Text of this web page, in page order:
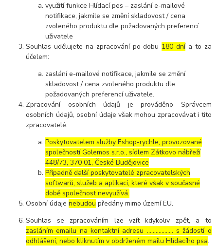
využití funkce Hlídací pes – zaslání e-mailové
notifikace, jakmile se změní skladovost / cena
zvoleného produktu dle požadovaných preferencí
uživatele
Souhlas udělujete na zpracování po dobu 180 dnía to za
účelem:
zaslání e-mailové notifikace, jakmile se změní
skladovost / cena zvoleného produktu dle
požadovaných preferencí uživatele.
Zpracování osobních údajů je prováděno Správcem
osobních údajů, osobní údaje však mohou zpracovávat i tito
zpracovatelé:
Poskytovatelem služby Eshop-rychle, provozované
společností Golemos s.r.o., sídlem Zátkovo nábřeží
448/73, 370 01, České Budějovice
Případně další poskytovatelé zpracovatelských
softwarů, služeb a aplikací, které však v současné
době společnost nevyužívá.
Osobní údajenebudou předány mimo území EU.
Souhlas se zpracováním lze vzít kdykoliv zpět, a to
zasláním emailu na kontaktní adresu ..……………. s žádostí o
odhlášení, nebo kliknutím v obdrženém mailu Hlídacího psa.